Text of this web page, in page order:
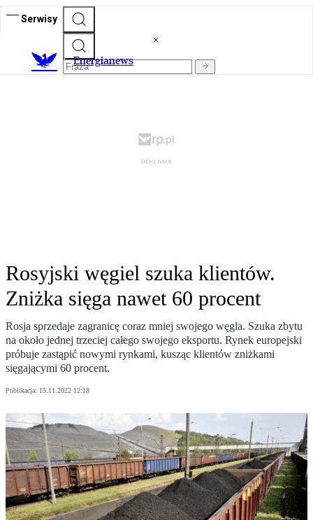
Serwisy
Energianews
Rosyjski węgiel szuka klientów.
Zniżka sięga nawet 60 procent
Rosja sprzedaje zagranicę coraz mniej swojego węgla. Szuka zbytu
na około jednej trzeciej całego swojego eksportu. Rynek europejski
próbuje zastąpić nowymi rynkami, kusząc klientów zniżkami
sięgającymi 60 procent.
Publikacja: 15.11.2022 12:18